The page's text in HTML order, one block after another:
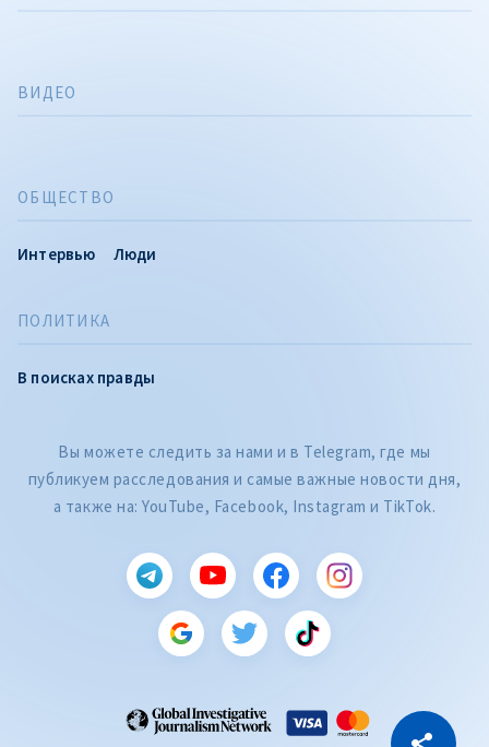
ПОЛИТИКА
В поисках правды
ОБЩЕСТВО
Интервью Люди
ВИДЕО
Вы можете следить за нами и в Telegram, где мы
публикуем расследования и самые важные новости дня,
а также на: YouTube, Facebook, Instagram и TikTok.
CITEȘTE